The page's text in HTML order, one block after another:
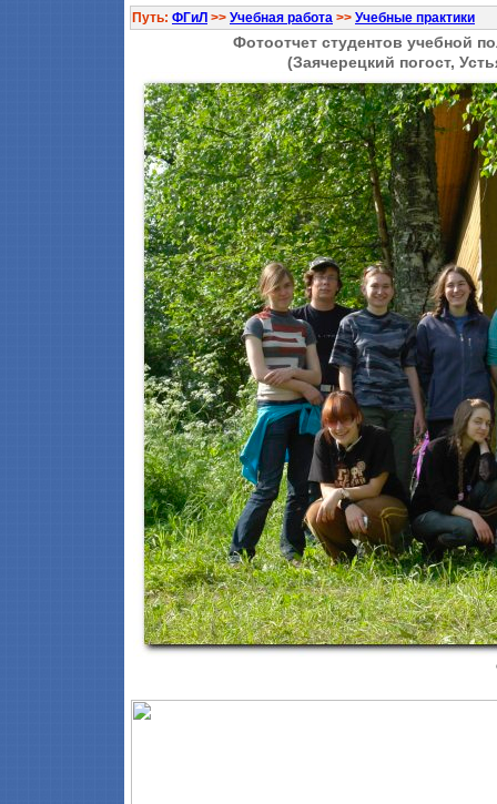
Путь: ФГиЛ >> Учебная работа >> Учебные практики
Фотоотчет студентов учебной
(Заячерецкий погост,